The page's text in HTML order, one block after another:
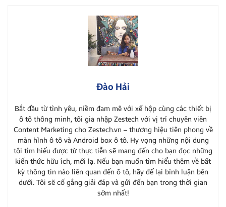
Đào Hải
Bắt đầu từ tình yêu, niềm đam mê với xế hộp cùng các thiết bị
ô tô thông minh, tôi gia nhập Zestech với vị trí chuyên viên
Content Marketing cho Zestech.vn – thương hiệu tiên phong về
màn hình ô tô và Android box ô tô. Hy vọng những nội dung
tôi tìm hiểu được từ thực tiễn sẽ mang đến cho bạn đọc những
kiến thức hữu ích, mới lạ. Nếu bạn muốn tìm hiểu thêm về bất
kỳ thông tin nào liên quan đến ô tô, hãy để lại bình luận bên
dưới. Tôi sẽ cố gắng giải đáp và gửi đến bạn trong thời gian
sớm nhất!